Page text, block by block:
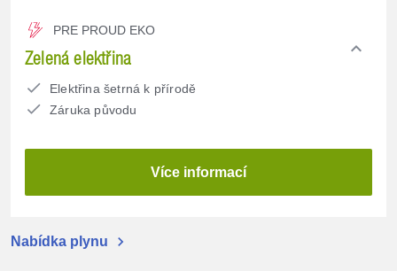
PRE PROUD EKO
Zelená elektřina expand_less
Elektřina šetrná k přírodě
Záruka původu
Více informací
Nabídka plynu chevron_right